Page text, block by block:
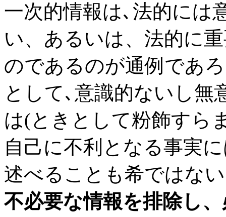
一次的情報は､法的には
い、あるいは、法的に
のであるのが通例であ
として､意識的ないし無
は(ときとして粉飾すら
自己に不利となる事実
述べることも希ではな
不必要な情報を排除し